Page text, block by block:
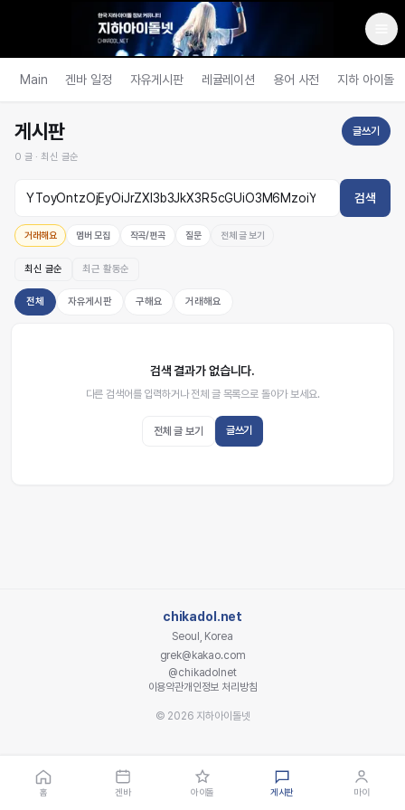
Main 겐바 일정 자유게시판 레귤레이션 용어 사전 지하 아이돌
게시판
0 글 ·최신 글순
글쓰기
검색
거래해요 멤버 모집 작곡/편곡 질문 전체 글 보기
최신 글순 최근 활동순
전체 자유게시판 구해요 거래해요
검색 결과가 없습니다.
다른 검색어를 입력하거나 전체 글 목록으로 돌아가 보세요.
전체 글 보기 글쓰기
chikadol.net
Seoul, Korea
grek@kakao.com
@chikadolnet
이용약관개인정보 처리방침
© 2026 지하아이돌넷
홈 겐바 아이돌 게시판 마이